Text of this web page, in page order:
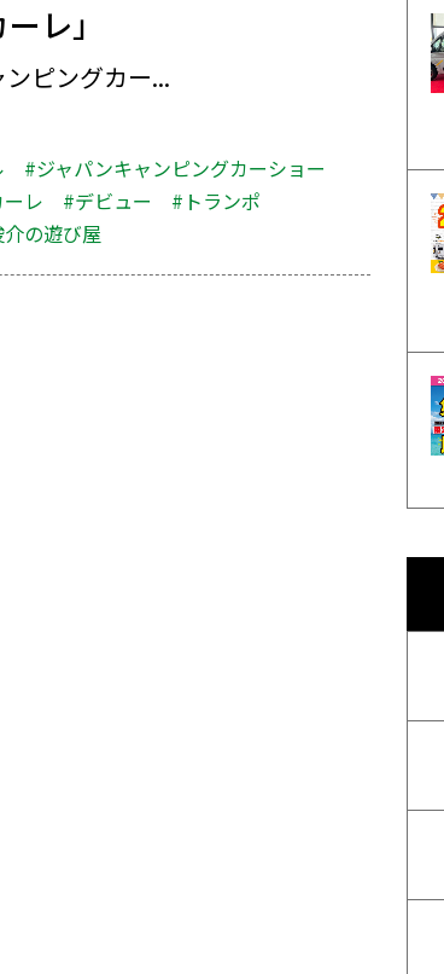
レ」
ピングカー...
#ジャパンキャンピングカーショー
レ #デビュー
#トランポ
の遊び屋